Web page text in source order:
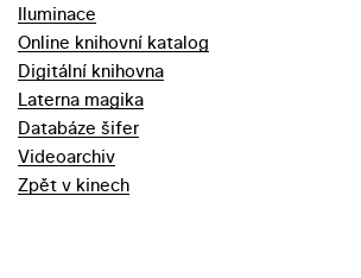
Iluminace
Online knihovní katalog
Digitální knihovna
Laterna magika
Databáze šifer
Videoarchiv
Zpět v kinech